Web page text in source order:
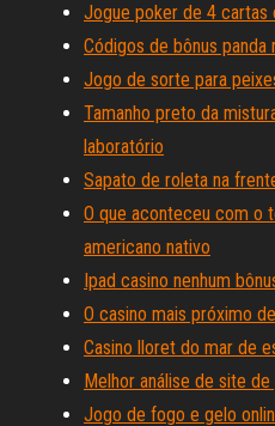
Jogue poker de 4 cartas
Códigos de bônus
Jogo de sorte para
Tamanho preto da
laboratório
Sapato de roleta na
O que aconteceu com o
americano nativo
Ipad casino nenhum
O casino mais próximo
Casino lloret do mar de
Melhor análise de site
Jogo de fogo e gelo